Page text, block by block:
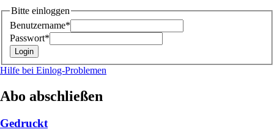
Bitte einloggen
Benutzername*
Passwort*
Hilfe bei Einlog-Problemen
Abo abschließen
Gedruckt